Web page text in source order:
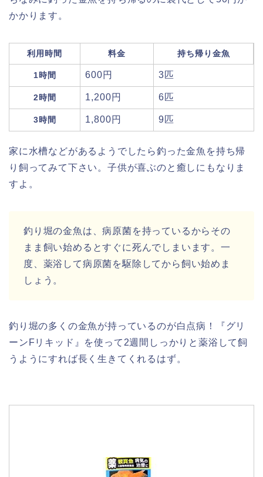
かかります。
利用時間 料金 持ち帰り金魚
1時間 600円 3匹
2時間 1,200円 6匹
3時間 1,800円 9匹
家に水槽などがあるようでしたら釣った金魚を持ち帰
り飼ってみて下さい。子供が喜ぶのと癒しにもなりま
すよ。
釣り堀の金魚は、病原菌を持っているからその
まま飼い始めるとすぐに死んでしまいます。一
度、薬浴して病原菌を駆除してから飼い始めま
しょう。
釣り堀の多くの金魚が持っているのが白点病！『グリ
ーンFリキッド』を使って2週間しっかりと薬浴して飼
うようにすれば長く生きてくれるはず。